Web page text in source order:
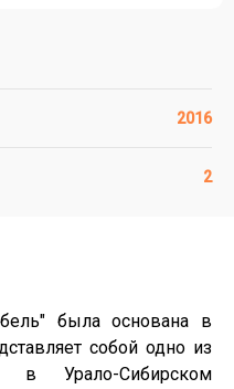
2016
2
была основана в
собой одно из
в Урало-Сибирском